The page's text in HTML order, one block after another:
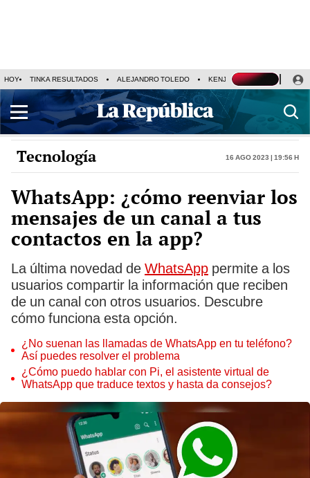
HOY TINKA RESULTADOS ALEJANDRO TOLEDO KENJI FUJIMORI
Tecnología 16 Ago 2023 | 19:56 h
WhatsApp: ¿cómo reenviar los
mensajes de un canal a tus
contactos en la app?
La última novedad de WhatsApp permite a los
usuarios compartir la información que reciben
de un canal con otros usuarios. Descubre
cómo funciona esta opción.
¿No suenan las llamadas de WhatsApp en tu teléfono?
Así puedes resolver el problema
¿Cómo puedo hablar con Pi, el asistente virtual de
WhatsApp que traduce textos y hasta da consejos?